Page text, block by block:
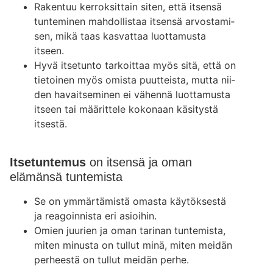
Raken­tuu ker­rok­sit­tain siten, että itsen­sä
tun­te­mi­nen mah­dol­lis­taa itsen­sä arvos­ta­mi­
sen, mikä taas kas­vat­taa luot­ta­mus­ta
itseen.
Hyvä itse­tun­to tar­koit­taa myös sitä, että on
tie­toi­nen myös omis­ta puut­teis­ta, mut­ta nii­
den havait­se­mi­nen ei vähen­nä luot­ta­mus­ta
itseen tai mää­rit­te­le koko­naan käsi­tys­tä
itses­tä.
Itsetuntemus on itsensä ja oman
elämänsä tuntemista
Se on ymmär­tä­mis­tä omas­ta käy­tök­ses­tä
ja rea­goin­nis­ta eri asioi­hin.
Omien juu­rien ja oman tari­nan tun­te­mis­ta,
miten minus­ta on tul­lut minä, miten mei­dän
per­hees­tä on tul­lut mei­dän per­he.